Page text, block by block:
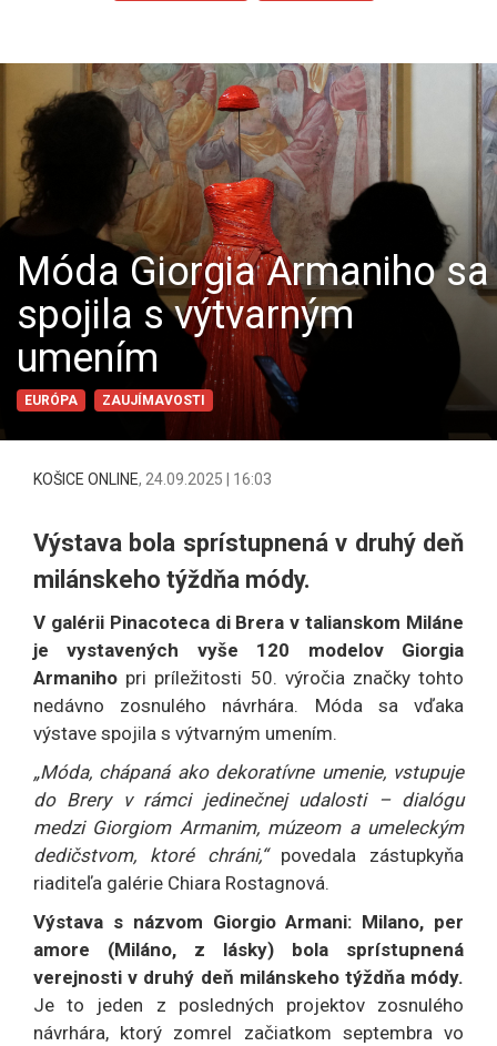
Móda Giorgia Armaniho sa
spojila s výtvarným
umením
EURÓPA ZAUJÍMAVOSTI
KOŠICE ONLINE, 24.09.2025 | 16:03
Výstava bola sprístupnená v druhý deň
milánskeho týždňa módy.
V galérii Pinacoteca di Brera v talianskom Miláne
je vystavených vyše 120 modelov Giorgia
Armaniho pri príležitosti 50. výročia značky tohto
nedávno zosnulého návrhára. Móda sa vďaka
výstave spojila s výtvarným umením.
„Móda, chápaná ako dekoratívne umenie, vstupuje
do Brery v rámci jedinečnej udalosti – dialógu
medzi Giorgiom Armanim, múzeom a umeleckým
dedičstvom, ktoré chráni,“ povedala zástupkyňa
riaditeľa galérie Chiara Rostagnová.
Výstava s názvom Giorgio Armani: Milano, per
amore (Miláno, z lásky) bola sprístupnená
verejnosti v druhý deň milánskeho týždňa módy.
Je to jeden z posledných projektov zosnulého
návrhára, ktorý zomrel začiatkom septembra vo